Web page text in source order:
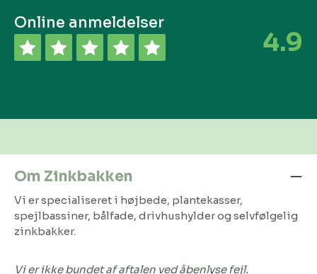
Online anmeldelser
4.9
Om Zinkbakken
Vi er specialiseret i højbede, plantekasser,
spejlbassiner, bålfade, drivhushylder og selvfølgelig
zinkbakker.
Vi er ikke bundet af aftalen ved åbenlyse fejl.